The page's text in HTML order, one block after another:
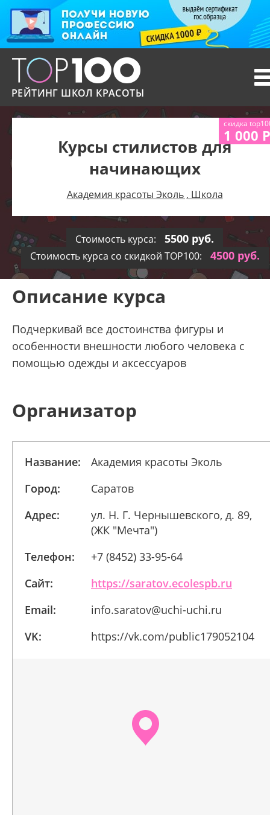
РЕЙТИНГ ШКОЛ КРАСОТЫ
скидка
1 000 Р
Курсы стилистов для
начинающих
Академия красоты Эколь , Школа
Стоимость курса: 5500 руб.
Стоимость курса со скидкой TOP100: 4500 руб.
Описание курса
Подчеркивай все достоинства фигуры и
особенности внешности любого человека с
помощью одежды и аксессуаров
Организатор
Название:
Академия красоты Эколь
Город:
Саратов
Адрес:
ул. Н. Г. Чернышевского, д. 89,
(ЖК "Мечта")
Телефон:
+7 (8452) 33-95-64
Сайт:
https://saratov.ecolespb.ru
Email:
info.saratov@uchi-uchi.ru
VK:
https://vk.com/public179052104